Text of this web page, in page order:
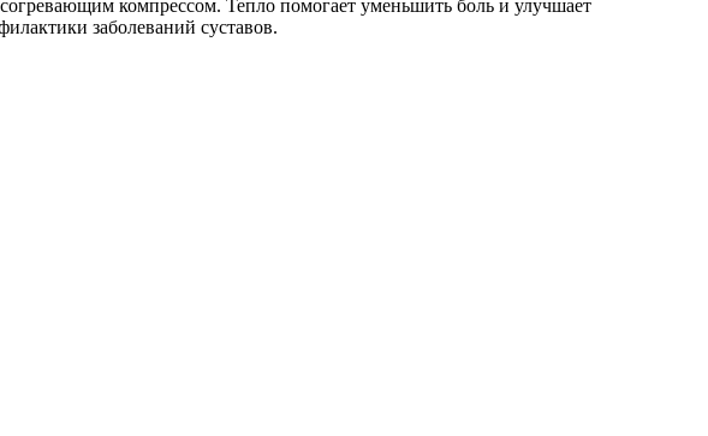
компрессом. Тепло помогает уменьшить боль и улучшает
заболеваний суставов.